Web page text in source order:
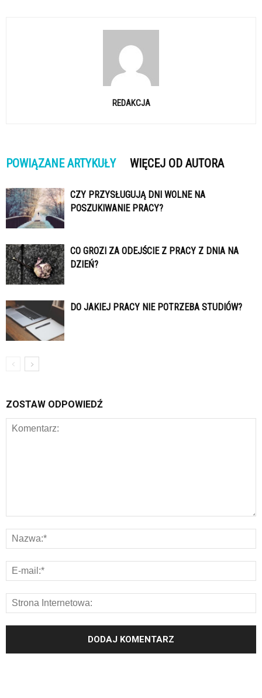
REDAKCJA
POWIĄZANE ARTYKUŁY WIĘCEJ OD AUTORA
CZY PRZYSŁUGUJĄ DNI WOLNE NA
POSZUKIWANIE PRACY?
CO GROZI ZA ODEJŚCIE Z PRACY Z DNIA NA
DZIEŃ?
DO JAKIEJ PRACY NIE POTRZEBA STUDIÓW?
ZOSTAW ODPOWIEDŹ